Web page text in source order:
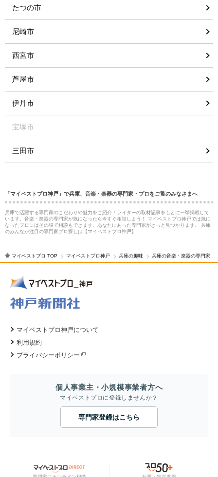
たつの市
尼崎市
西宮市
芦屋市
伊丹市
宝塚市
三田市
「マイベストプロ神戸」で兵庫、音楽・楽器の専門家・プロをご覧のみなさまへ
兵庫で活躍する専門家のこだわりや魅力をご紹介！ライターの取材記事をもとに一挙掲載して
います。音楽・楽器の専門家が気になったら今すぐ相談しよう！ マイベストプロ神戸では気に
なったプロにはその場で相談もできます。あなたにあった専門家がきっと見つかります。 兵庫
のみんなが注目の専門家プロ探しは【マイベストプロ神戸】
マイベストプロ TOP マイベストプロ神戸 兵庫の趣味 兵庫の音楽・楽器の専門家
マイベストプロ神戸について
利用規約
プライバシーポリシー
個人事業主・小規模事業者方へ
マイベストプロに登録しませんか？
専門家登録はこちら